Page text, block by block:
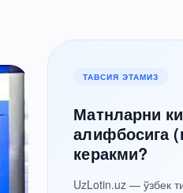
ТАВСИЯ ЭТАМИЗ
Матнларни
алифбосига
керакми?
UzLotin.uz — ўзбек